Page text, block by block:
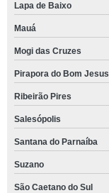
Lapa de Baixo
Mauá
Mogi das Cruzes
Pirapora do Bom Jesus
Ribeirão Pires
Salesópolis
Santana do Parnaíba
Suzano
São Caetano do Sul